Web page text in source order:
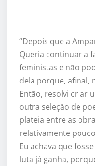
“Depois que a
Queria continuar a
feministas e não
dela porque, afinal,
Então, resolvi criar
outra seleção de
plateia entre as
relativamente
Eu achava que
luta já ganha,